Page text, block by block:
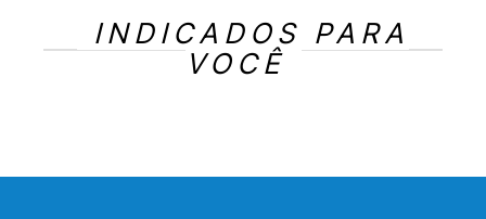
INDICADOS PARA
VOCÊ